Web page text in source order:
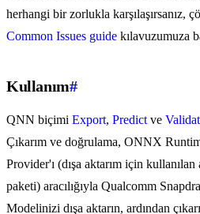
herhangi bir zorlukla karşılaşırsanız,
Common Issues guide kılavuzumuza
Kullanım#
QNN biçimi Export, Predict ve
Çıkarım ve doğrulama, ONNX
Provider'ı (dışa aktarım için kullanılan
paketi) aracılığıyla Qualcomm
Modelinizi dışa aktarın, ardından